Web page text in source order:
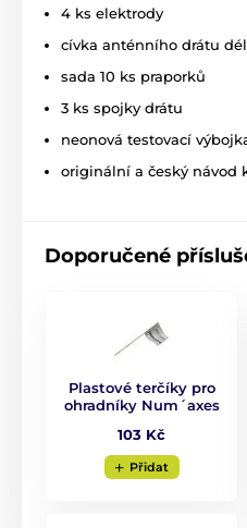
Délka obojku
obojek
jeho nošení
Váha a rozměry
výšku 4,2cm a
! Naše příslušenství je
příslušenstvím
nás příslušenství k již
než z Evropské Unie,
Pracují totiž na jiných
Technické specifikace se
výslovného upozornění.
ilustrativní charakter.
4 ks elektrody
cívka anténního drátu
sada 10 ks praporků
3 ks spojky drátu
neonová testovací
originální a český návod
Doporučené
Plastové terčíky pro
ohradníky Num´axes
103 Kč
Přidat